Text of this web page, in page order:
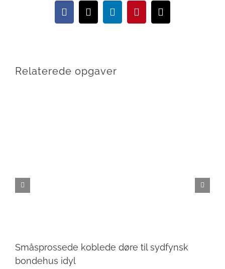
Facebook
X LinkedInPinterest
E-
mail
Relaterede opgaver
Småsprossede koblede døre til sydfynsk
bondehus idyl